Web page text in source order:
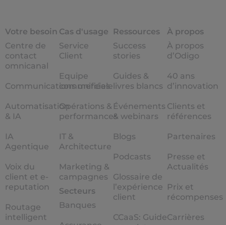
Votre besoin
Centre de
contact
omnicanal
Communications unifiées
Automatisation
& IA
IA
Agentique
Voix du
client et e-
reputation
Routage
intelligent
Cas d'usage
Service
Client
Equipe
commerciale
Opérations &
performances
IT &
Architecture
Marketing &
campagnes
Secteurs
Banques
Ressources
Success
stories
Guides &
livres blancs
Événements
& webinars
Blogs
Podcasts
Glossaire de
l’expérience
client
CCaaS: Guide
À propos
À propos
d’Odigo
40 ans
d’innovation
Clients et
références
Partenaires
Presse et
Actualités
Prix et
récompenses
Carrières